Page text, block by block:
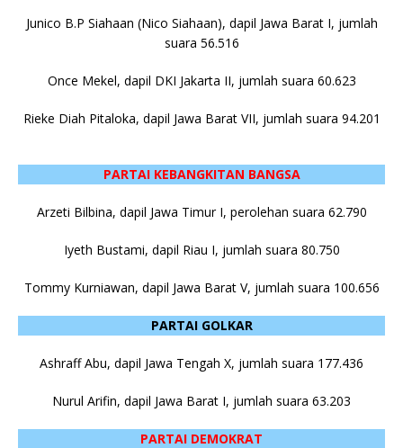
Junico B.P Siahaan (Nico Siahaan), dapil Jawa Barat I, jumlah
suara 56.516
Once Mekel, dapil DKI Jakarta II, jumlah suara 60.623
Rieke Diah Pitaloka, dapil Jawa Barat VII, jumlah suara 94.201
PARTAI KEBANGKITAN BANGSA
Arzeti Bilbina, dapil Jawa Timur I, perolehan suara 62.790
Iyeth Bustami, dapil Riau I, jumlah suara 80.750
Tommy Kurniawan, dapil Jawa Barat V, jumlah suara 100.656
PARTAI GOLKAR
Ashraff Abu, dapil Jawa Tengah X, jumlah suara 177.436
Nurul Arifin, dapil Jawa Barat I, jumlah suara 63.203
PARTAI DEMOKRAT